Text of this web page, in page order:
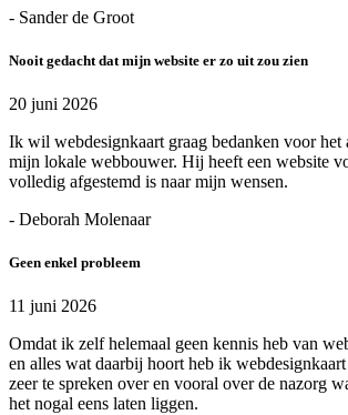
- Sander de Groot
Nooit gedacht dat mijn website er zo uit zou zien
20 juni 2026
Ik wil webdesignkaart graag bedanken voor het
mijn lokale webbouwer. Hij heeft een website
volledig afgestemd is naar mijn wensen.
- Deborah Molenaar
Geen enkel probleem
11 juni 2026
Omdat ik zelf helemaal geen kennis heb van
en alles wat daarbij hoort heb ik
zeer te spreken over en vooral over de nazorg
het nogal eens laten liggen.